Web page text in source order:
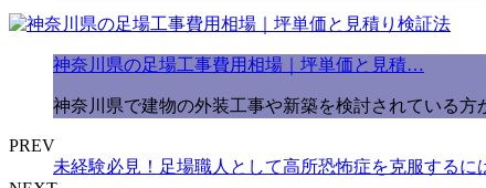
神奈川県の足場工事費用相場｜坪単価と見積…
神奈川県で建物の外装工事や新築を検討されている
PREV
未経験必見！足場職人として高所恐怖症を克服するに